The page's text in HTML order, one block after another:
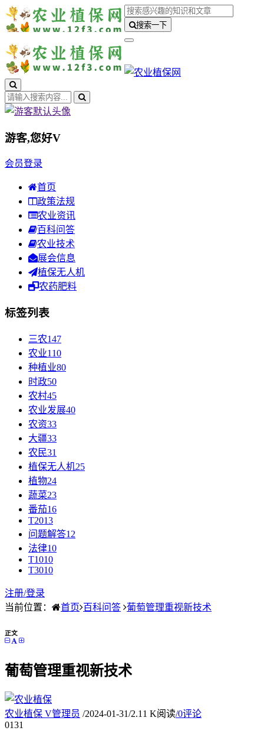
搜索一下
游客,您好V
会员登录
首页
政策法规
农业资讯
百科问答
农业技术
展会信息
植保无人机
农药肥料
标签列表
三农147
农业110
种植业80
时政50
农村45
农业发展40
农资33
大疆33
农民31
植保无人机25
植物24
蔬菜23
番茄16
T2013
问题解答12
法律10
T1010
T3010
注册/登录
当前位置：
首页 百科问答 葡萄管理重视新技术
正文
葡萄管理重视新技术
农业植保 V管理员 /2024-01-31/2.11 K阅读/0评论
0131